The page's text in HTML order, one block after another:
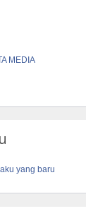
MEDIA
yang baru